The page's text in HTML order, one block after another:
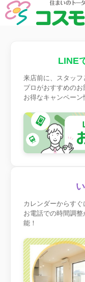
LINE
来店前に、スタッフ
プロがおすすめのお
お得なキャンペーン
カレンダーからすぐ
お電話での時間調
能！